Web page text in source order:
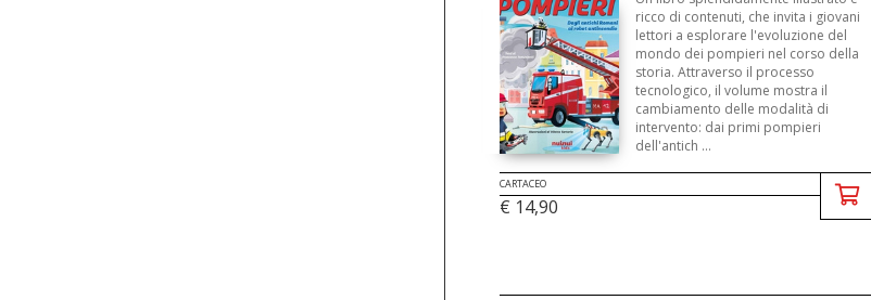
ricco di contenuti, che invita i giovani
lettori a esplorare l'evoluzione del
mondo dei pompieri nel corso della
storia. Attraverso il processo
tecnologico, il volume mostra il
cambiamento delle modalità di
intervento: dai primi pompieri
dell'antich ...
CARTACEO
€ 14,90